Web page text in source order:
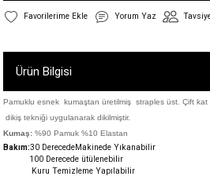
Yorum Yaz
Ürün Bilgisi
Pamuklu esnek kumaştan üretilmiş straples üst. Çift kat
dikiş tekniği uygulanarak dikilmiştir.
Kumaş: %90 Pamuk %10 Elastan
Bakım:30 DerecedeMakinede Yıkanabilir
100 Derecede ütülenebilir
Kuru Temizleme Yapılabilir